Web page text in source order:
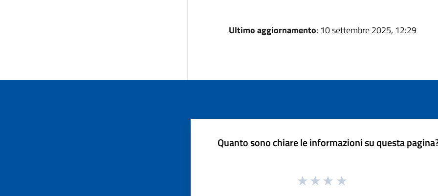
Ultimo aggiornamento: 10 settembre 2025, 12:29
Quanto sono chiare le informazioni su questa